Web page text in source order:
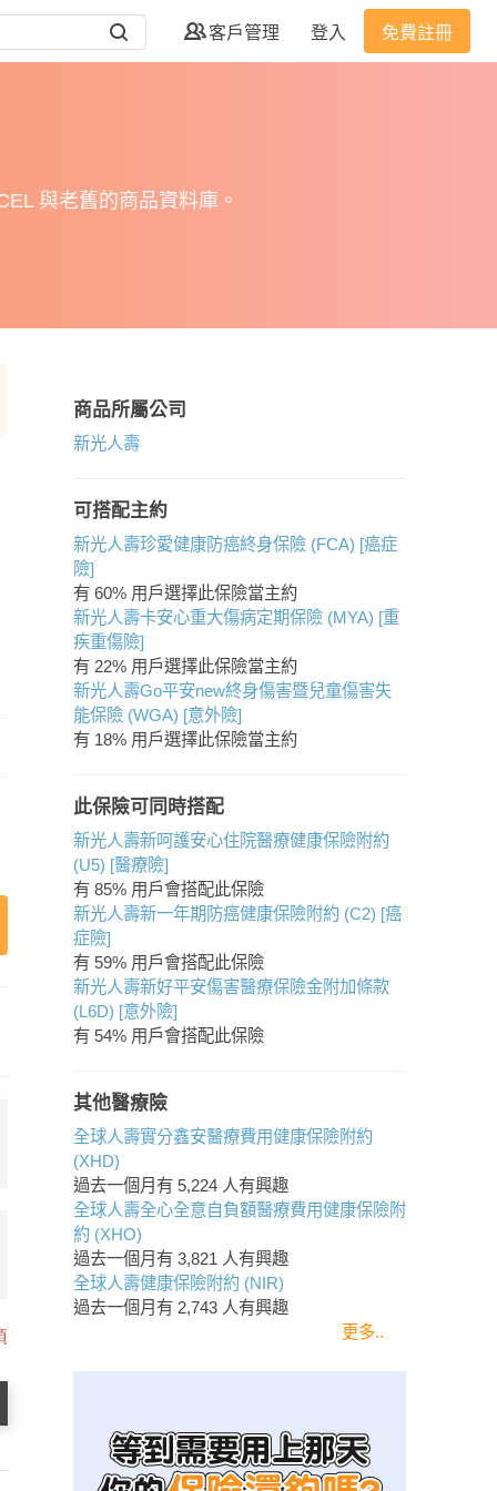
客戶管理 登入 免費註冊
與老舊的商品資料庫。
商品所屬公司
新光人壽
可搭配主約
新光人壽珍愛健康防癌終身保險 (FCA) [癌症
險]
有 60% 用戶選擇此保險當主約
新光人壽卡安心重大傷病定期保險 (MYA) [重
疾重傷險]
有 22% 用戶選擇此保險當主約
新光人壽Go平安new終身傷害暨兒童傷害失
能保險 (WGA) [意外險]
有 18% 用戶選擇此保險當主約
此保險可同時搭配
新光人壽新呵護安心住院醫療健康保險附約
(U5) [醫療險]
有 85% 用戶會搭配此保險
新光人壽新一年期防癌健康保險附約 (C2) [癌
症險]
有 59% 用戶會搭配此保險
新光人壽新好平安傷害醫療保險金附加條款
(L6D) [意外險]
有 54% 用戶會搭配此保險
其他醫療險
全球人壽實分鑫安醫療費用健康保險附約
(XHD)
過去一個月有 5,224 人有興趣
全球人壽全心全意自負額醫療費用健康保險附
約 (XHO)
過去一個月有 3,821 人有興趣
全球人壽健康保險附約 (NIR)
過去一個月有 2,743 人有興趣
更多..